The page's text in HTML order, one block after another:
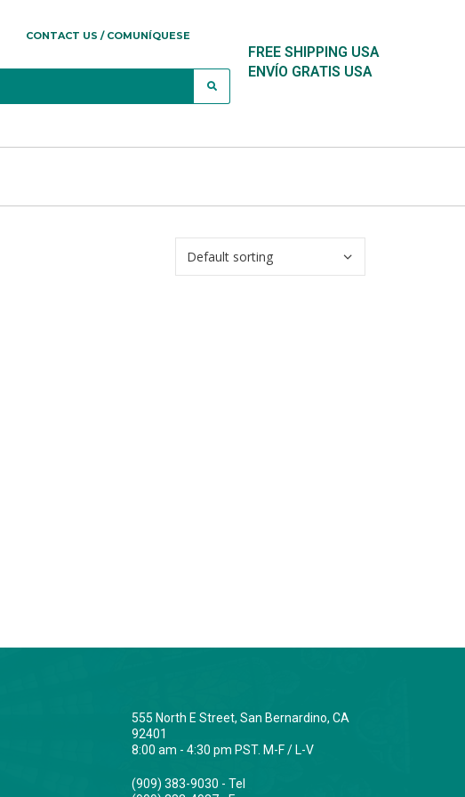
CONTACT US / COMUNÍQUESE
FREE SHIPPING USA
ENVÍO GRATIS USA
555 North E Street, San Bernardino, CA
92401
8:00 am - 4:30 pm PST. M-F / L-V
(909) 383-9030 - Tel